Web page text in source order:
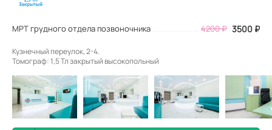
МРТ грудного отдела позвоночника 4200₽ 3500 ₽
Кузнечный переулок, 2-4.
Томограф: 1,5 Тл закрытый высокопольный